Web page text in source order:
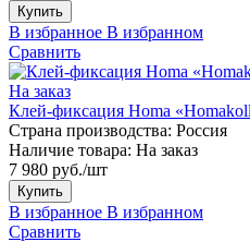
Купить
В избранное В избранном
Сравнить
На заказ
Клей-фиксация Homa
Страна производства: Россия
Наличие товара: На заказ
7 980 руб./шт
Купить
В избранное В избранном
Сравнить